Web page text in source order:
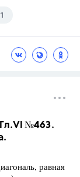
Гл.VI №463.
равная